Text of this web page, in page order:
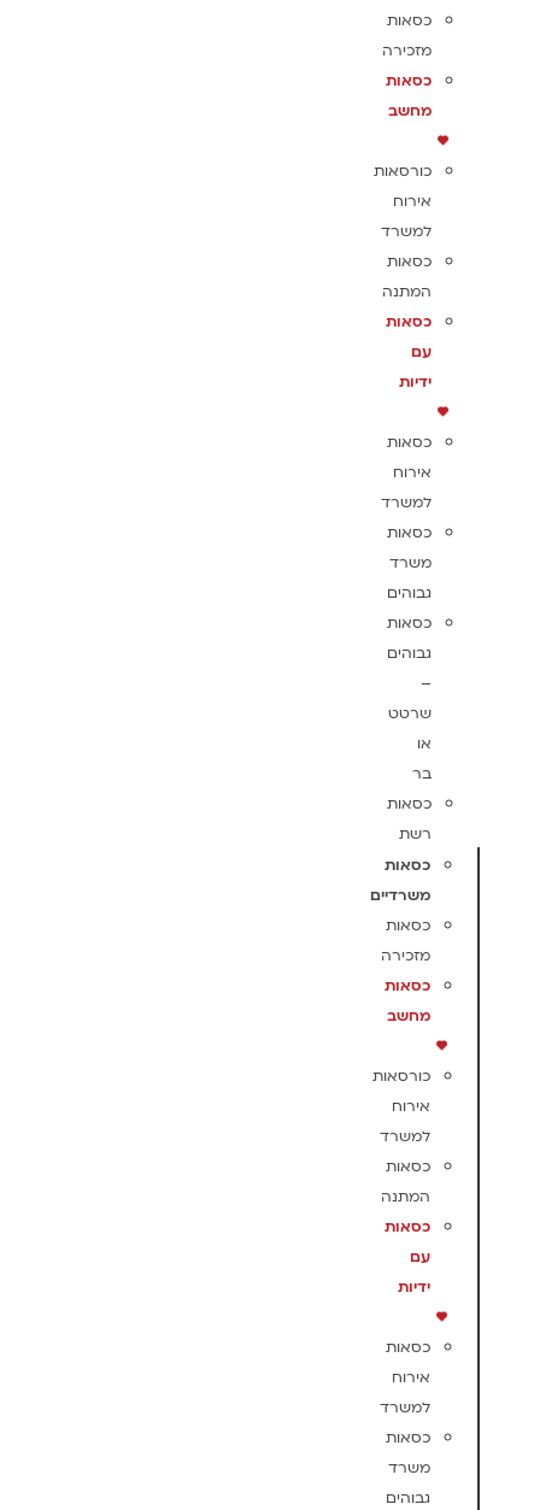
כסאות
מזכירה
כסאות
מחשב
כורסאות
אירוח
למשרד
כסאות
המתנה
כסאות
עם
ידיות
כסאות
אירוח
למשרד
כסאות
משרד
גבוהים
כסאות
גבוהים
–
שרטט
או
בר
כסאות
רשת
כסאות
משרדיים
כסאות
מזכירה
כסאות
מחשב
כורסאות
אירוח
למשרד
כסאות
המתנה
כסאות
עם
ידיות
כסאות
אירוח
למשרד
כסאות
משרד
גבוהים